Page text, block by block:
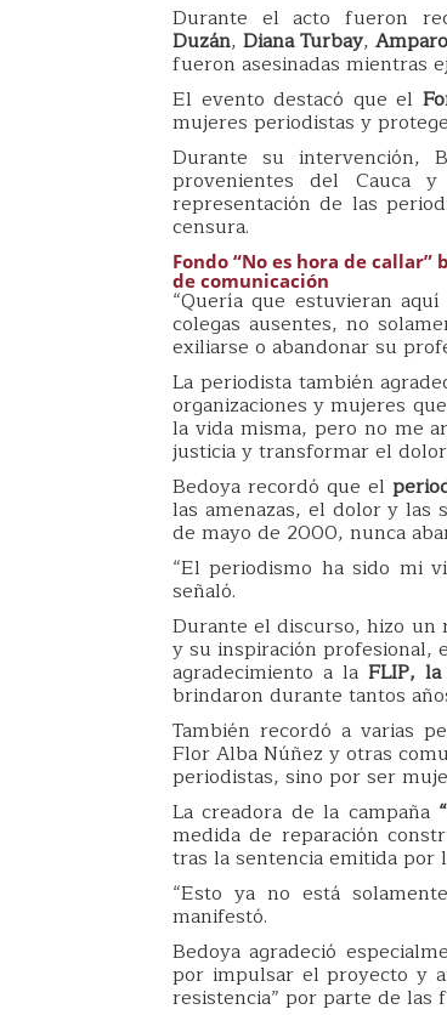
Durante el acto fueron
Duzán,Diana Turbay,
fueron asesinadas mientras
El evento destacó que el
mujeres periodistas y
Durante su intervención,
provenientes del Cauca
representación de las
censura.
Fondo “No es hora de
de comunicación
“Quería que estuvieran
colegas ausentes, no
exiliarse o abandonar su
La periodista también
organizaciones y mujeres
la vida misma, pero no me
justicia y transformar el
Bedoya recordó que el
las amenazas, el dolor y las
de mayo de 2000, nunca
“El periodismo ha sido mi
señaló.
Durante el discurso, hizo un
y su inspiración profesional,
agradecimiento a la FLIP,
brindaron durante tantos
También recordó a varias
Flor Alba Núñez y otras
periodistas, sino por ser
La creadora de la campaña
medida de reparación
tras la sentencia emitida por
“Esto ya no está
manifestó.
Bedoya agradeció
por impulsar el proyecto y
resistencia” por parte de las